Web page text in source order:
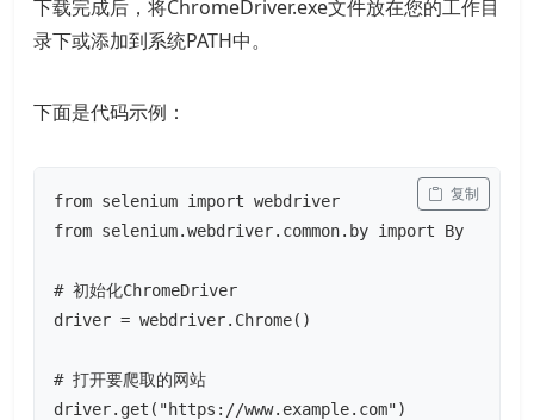
下载完成后，将ChromeDriver.exe文件放在您的工作目
录下或添加到系统PATH中。
下面是代码示例：
from selenium import webdriver
from selenium.webdriver.common.by import By
# 初始化ChromeDriver
driver = webdriver.Chrome()
# 打开要爬取的网站
driver.get("https://www.example.com")
复制